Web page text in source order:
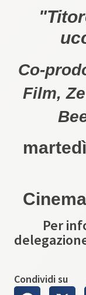
Co-
Film,
Per
Condividi su